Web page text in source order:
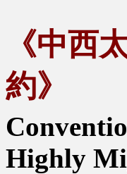
《中西
約》
Highly